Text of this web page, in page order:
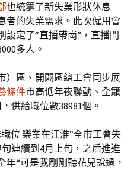
也統籌了新失業形狀休息
者的失業需求。此次僱用會
設定了“直播帶崗”，直播間
多人。
）區、開闢區總工會同步展
條件市高低年夜聯動、全籠
供給職位數38981個。
位 樂業在江淮”全市工會失
連續到4月上旬，之后進進
“可是我剛剛聽花兒說過，